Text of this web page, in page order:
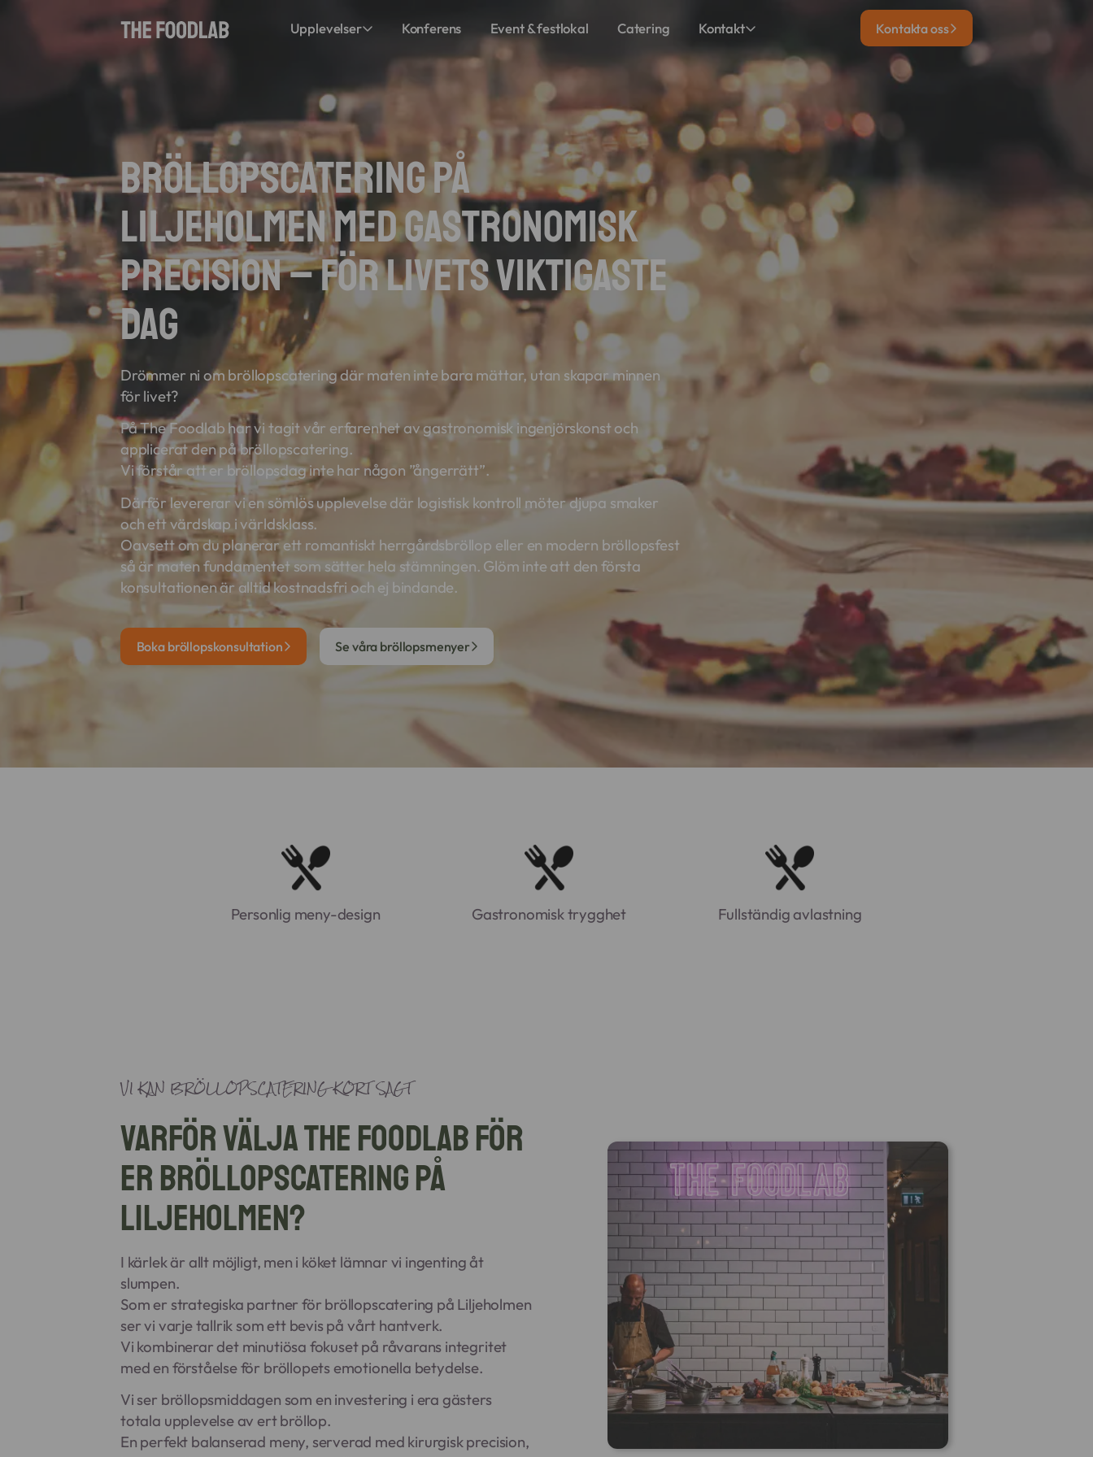
Upplevelser Konferens Event & festlokal Catering Kontakt Kontakta oss
Bröllopscatering på
Liljeholmen med gastronomisk
precision – För livets viktigaste
dag
Drömmer ni om bröllopscatering där maten inte bara mättar, utan skapar minnen
för livet?
På The Foodlab har vi tagit vår erfarenhet av gastronomisk ingenjörskonst och
applicerat den på bröllopscatering.
Vi förstår att er bröllopsdag inte har någon ”ångerrätt”.
Därför levererar vi en sömlös upplevelse där logistisk kontroll möter djupa smaker
och ett värdskap i världsklass.
Oavsett om du planerar ett romantiskt herrgårdsbröllop eller en modern bröllopsfest
så är maten fundamentet som sätter hela stämningen. Glöm inte att den första
konsultationen är alltid kostnadsfri och ej bindande.
Boka bröllopskonsultation Se våra bröllopsmenyer
Personlig meny-design Gastronomisk trygghet Fullständig avlastning
VI KAN BRÖLLOPSCATERING KORT SAGT
Varför välja The Foodlab för
er bröllopscatering på
Liljeholmen?
I kärlek är allt möjligt, men i köket lämnar vi ingenting åt
slumpen.
Som er strategiska partner för bröllopscatering på Liljeholmen
ser vi varje tallrik som ett bevis på vårt hantverk.
Vi kombinerar det minutiösa fokuset på råvarans integritet
med en förståelse för bröllopets emotionella betydelse.
Vi ser bröllopsmiddagen som en investering i era gästers
totala upplevelse av ert bröllop.
En perfekt balanserad meny, serverad med kirurgisk precision,